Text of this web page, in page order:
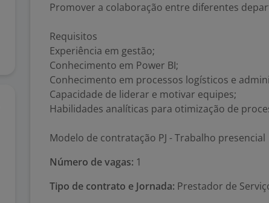
Promover a colaboração entre diferentes
Requisitos
Experiência em gestão;
Conhecimento em Power BI;
Conhecimento em processos logísticos e
Capacidade de liderar e motivar equipes;
Habilidades analíticas para otimização de
Modelo de contratação PJ - Trabalho presencial
Número de vagas: 1
Tipo de contrato e Jornada: Prestador de